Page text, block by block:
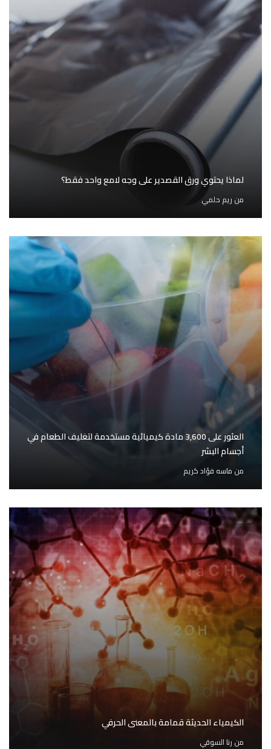
لماذا يحتوي ورق القصدير على وجه لامع واحد فقط؟
من ريم حلمي
العثور على 3,600 مادة كيميائية مستخدمة لتغليف الطعام في
أجسام البشر
من ماسه فؤاد كريم
الكيمياء الحديثة قمامة بالمعنى الحرفي
من رنا السوقي